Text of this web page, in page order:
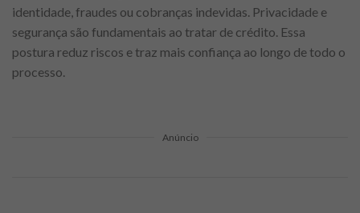
identidade, fraudes ou cobranças indevidas. Privacidade e
segurança são fundamentais ao tratar de crédito. Essa
postura reduz riscos e traz mais confiança ao longo de todo o
processo.
Anúncio